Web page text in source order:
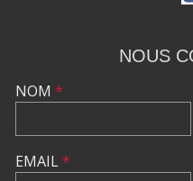
NOUS
NOM *
EMAIL*